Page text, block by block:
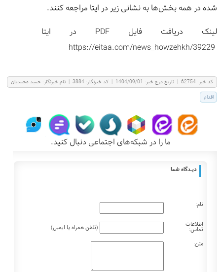
شده در همه بخش‌ها به نشانی زیر در ایتا مراجعه کنند.
لینک دریافت فایل PDF در ایتا
https://eitaa.com/news_howzehkh/39229
كد خبر: 62754
| تاریخ درج خبر: 1404/09/01
| کد خبرنگار: 3884
| نام خبرنگار: حميد محمديان
اقدام
ما را در شبکه‌های اجتماعی دنبال کنید.
دیـــدگاه شما
نام:
اطلاعات
تماس:
(تلفن همراه یا ایمیل)
متن: